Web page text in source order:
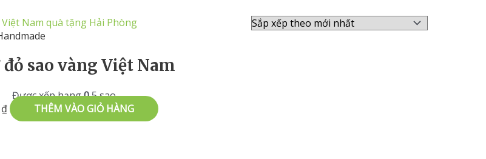
sao vàng Việt Nam
Được xếp hạng05 sao
₫ THÊM VÀO GIỎ HÀNG